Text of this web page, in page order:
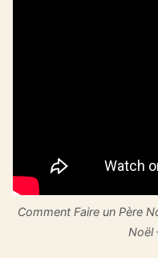
Comment Faire un Père
Noël